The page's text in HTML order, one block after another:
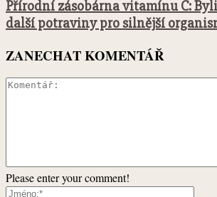
Přírodní zásobárna vitamínu C:
další potraviny pro silnější
ZANECHAT KOMENTÁŘ
Please enter your comment!